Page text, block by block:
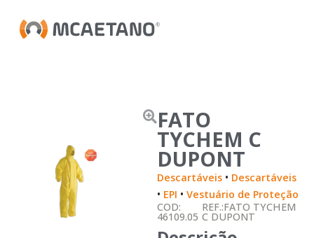
FATO
TYCHEM C
DUPONT
Descartáveis • Descartáveis
• EPI • Vestuário de Proteção
COD:
46109.05
REF.:FATO TYCHEM
C DUPONT